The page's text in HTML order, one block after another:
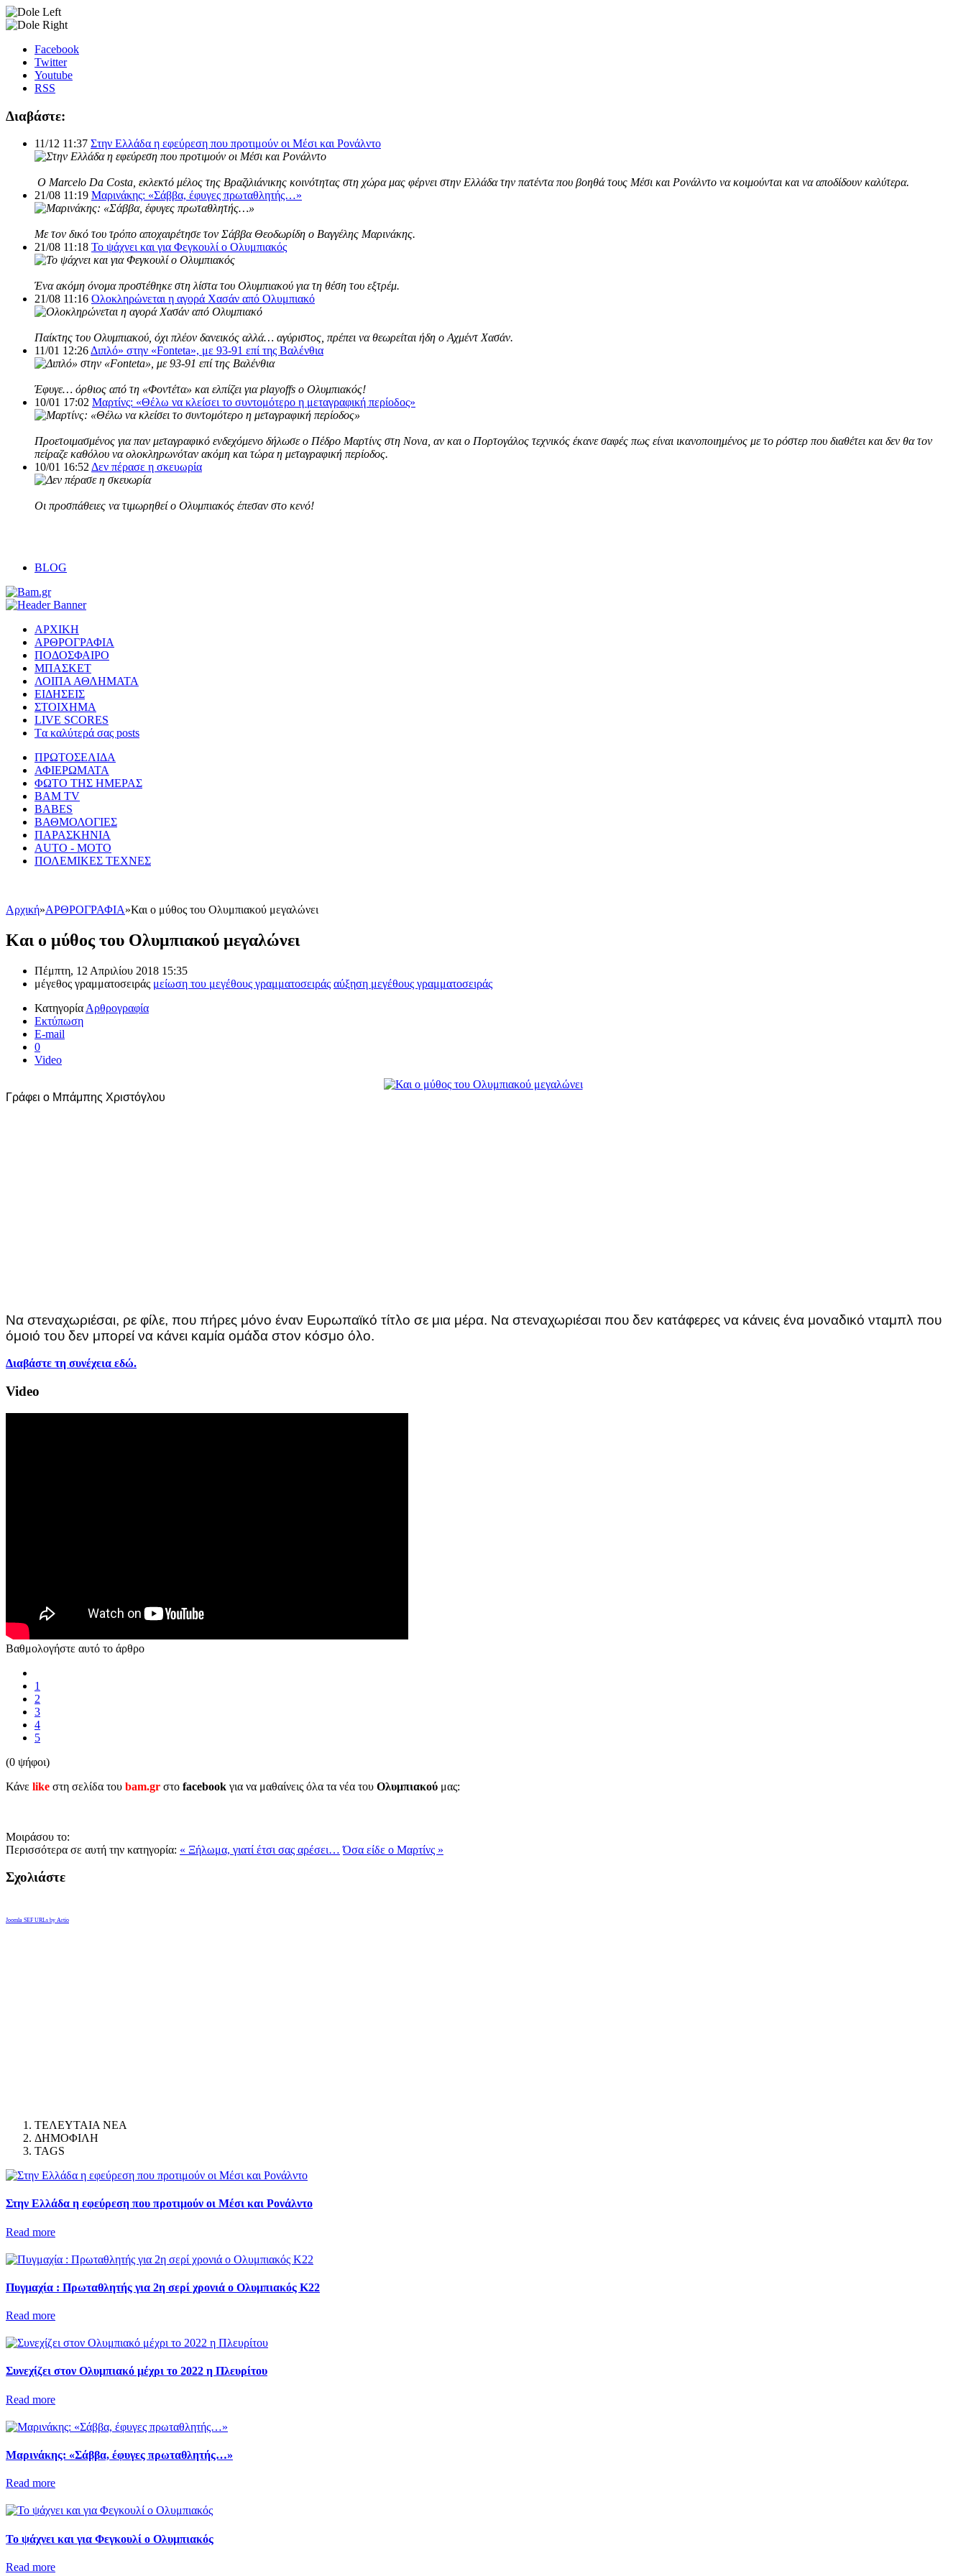
Facebook
Twitter
Youtube
RSS
Διαβάστε:
11/12 11:37 Στην Ελλάδα η εφεύρεση που προτιμούν οι Μέσι και Ρονάλντο
Ο Marcelo Da Costa, εκλεκτό μέλος της Βραζιλιάνικης κοινότητας στη χώρα μας φέρνει στην Ελλάδα την πατέντα που βοηθά τους Μέσι και Ρονάλντο να κοιμούνται και να αποδίδουν καλύτερα.
21/08 11:19 Μαρινάκης: «Σάββα, έφυγες πρωταθλητής…»
Με τον δικό του τρόπο αποχαιρέτησε τον Σάββα Θεοδωρίδη ο Βαγγέλης Μαρινάκης.
21/08 11:18 Το ψάχνει και για Φεγκουλί ο Ολυμπιακός
Ένα ακόμη όνομα προστέθηκε στη λίστα του Ολυμπιακού για τη θέση του εξτρέμ.
21/08 11:16 Ολοκληρώνεται η αγορά Χασάν από Ολυμπιακό
Παίκτης του Ολυμπιακού, όχι πλέον δανεικός αλλά… αγύριστος, πρέπει να θεωρείται ήδη ο Αχμέντ Χασάν.
11/01 12:26Διπλό» στην «Fonteta», με 93-91 επί της Βαλένθια
Έφυγε… όρθιος από τη «Φοντέτα» και ελπίζει για playoffs ο Ολυμπιακός!
10/01 17:02 Μαρτίνς: «Θέλω να κλείσει το συντομότερο η μεταγραφική περίοδος»
Προετοιμασμένος για παν μεταγραφικό ενδεχόμενο δήλωσε ο Πέδρο Μαρτίνς στη Nova, αν και ο Πορτογάλος τεχνικός έκανε σαφές πως είναι ικανοποιημένος με το ρόστερ που διαθέτει και δεν θα τον
πείραζε καθόλου να ολοκληρωνόταν ακόμη και τώρα η μεταγραφική περίοδος.
10/01 16:52Δεν πέρασε η σκευωρία
Οι προσπάθειες να τιμωρηθεί o Ολυμπιακός έπεσαν στο κενό!
BLOG
ΑΡΧΙΚΗ
ΑΡΘΡΟΓΡΑΦΙΑ
ΠΟΔΟΣΦΑΙΡΟ
ΜΠΑΣΚΕΤ
ΛΟΙΠΑ ΑΘΛΗΜΑΤΑ
ΕΙΔΗΣΕΙΣ
ΣΤΟΙΧΗΜΑ
LIVE SCORES
Tα καλύτερά σας posts
ΠΡΩΤΟΣΕΛΙΔΑ
ΑΦΙΕΡΩΜΑΤΑ
ΦΩΤΟ ΤΗΣ ΗΜΕΡΑΣ
BAM TV
BABES
ΒΑΘΜΟΛΟΓΙΕΣ
ΠΑΡΑΣΚΗΝΙΑ
AUTO - MOTO
ΠΟΛΕΜΙΚΕΣ ΤΕΧΝΕΣ
Αρχική»ΑΡΘΡΟΓΡΑΦΙΑ»Και ο μύθος του Ολυμπιακού μεγαλώνει
Και ο μύθος του Ολυμπιακού μεγαλώνει
Πέμπτη, 12 Απριλίου 2018 15:35
μέγεθος γραμματοσειράς μείωση του μεγέθους γραμματοσειράς αύξηση μεγέθους γραμματοσειράς
Κατηγορία Αρθρογραφία
Εκτύπωση
E-mail
0
Video
Γράφει ο Μπάμπης Χριστόγλου
Να στεναχωριέσαι, ρε φίλε, που πήρες μόνο έναν Ευρωπαϊκό τίτλο σε μια μέρα. Να στεναχωριέσαι που δεν κατάφερες να κάνεις ένα μοναδικό νταμπλ που
όμοιό του δεν μπορεί να κάνει καμία ομάδα στον κόσμο όλο.
Διαβάστε τη συνέχεια εδώ.
Video
Βαθμολογήστε αυτό το άρθρο
1
2
3
4
5
(0 ψήφοι)
Κάνε like στη σελίδα του bam.gr στο facebook για να μαθαίνεις όλα τα νέα του Ολυμπιακού μας:
Μοιράσου το:
Περισσότερα σε αυτή την κατηγορία: « Ξήλωμα, γιατί έτσι σας αρέσει… Όσα είδε ο Μαρτίνς »
Σχολιάστε
Joomla SEF URLs by Artio
ΤΕΛΕΥΤΑΙΑ ΝΕΑ
ΔΗΜΟΦΙΛΗ
TAGS
Στην Ελλάδα η εφεύρεση που προτιμούν οι Μέσι και Ρονάλντο
Read more
Πυγμαχία : Πρωταθλητής για 2η σερί χρονιά ο Ολυμπιακός Κ22
Read more
Συνεχίζει στον Ολυμπιακό μέχρι το 2022 η Πλευρίτου
Read more
Μαρινάκης: «Σάββα, έφυγες πρωταθλητής…»
Read more
Το ψάχνει και για Φεγκουλί ο Ολυμπιακός
Read more